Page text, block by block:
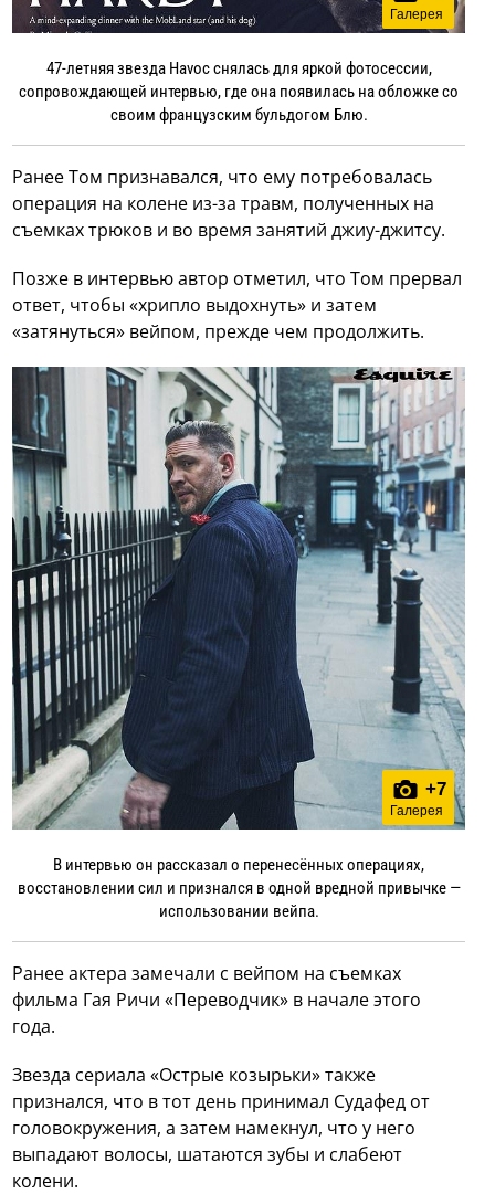
Галерея
47-летняя звезда Havoc снялась для яркой фотосессии,
сопровождающей интервью, где она появилась на обложке со
своим французским бульдогом Блю.
Ранее Том признавался, что ему потребовалась
операция на колене из-за травм, полученных на
съемках трюков и во время занятий джиу-джитсу.
Позже в интервью автор отметил, что Том прервал
ответ, чтобы «хрипло выдохнуть» и затем
«затянуться» вейпом, прежде чем продолжить.
+7
Галерея
В интервью он рассказал о перенесённых операциях,
восстановлении сил и признался в одной вредной привычке —
использовании вейпа.
Ранее актера замечали с вейпом на съемках
фильма Гая Ричи «Переводчик» в начале этого
года.
Звезда сериала «Острые козырьки» также
признался, что в тот день принимал Судафед от
головокружения, а затем намекнул, что у него
выпадают волосы, шатаются зубы и слабеют
колени.